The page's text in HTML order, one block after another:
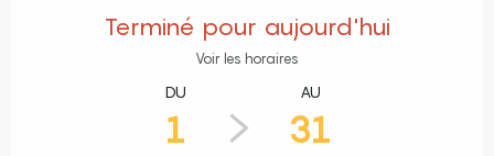
Terminé pour aujourd'hui
Voir les horaires
DU
1
AU
31